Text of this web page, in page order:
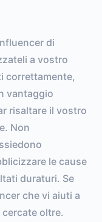
di
a vostro
correttamente,
vantaggio
risaltare il vostro
Non
le cause
duraturi. Se
che vi aiuti a
oltre.